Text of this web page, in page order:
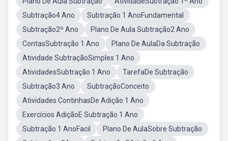
Subtração4 Ano
Subtração 1 AnoFundamental
Subtração2º Ano
Plano De Aula Subtração2 Ano
ContasSubtração 1 Ano
Plano De AulaDa Subtração
Atividade SubtraçãoSimples 1 Ano
AtividadesSubtração 1 Ano
TarefaDe Subtração
Subtração3 Ano
SubtraçãoConceito
Atividades ContinhasDe Adição 1 Ano
Exercícios AdiçãoE Subtração 1 Ano
Subtração 1 AnoFacil
Plano De AulaSobre Subtração